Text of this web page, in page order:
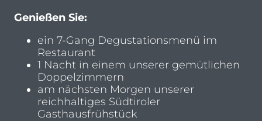
Genießen Sie:
ein 7-Gang Degustationsmenü im
Restaurant
1 Nacht in einem unserer gemütlichen
Doppelzimmern
am nächsten Morgen unserer
reichhaltiges Südtiroler
Gasthausfrühstück